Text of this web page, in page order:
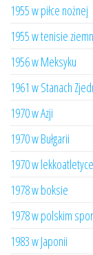
1955 w piłce nożnej
1955 w tenisie
1956 w Meksyku
1961 w Stanach
1970 w Azji
1970 w Bułgarii
1970 w lekkoatletyce
1978 w boksie
1978 w polskim
1983 w Japonii